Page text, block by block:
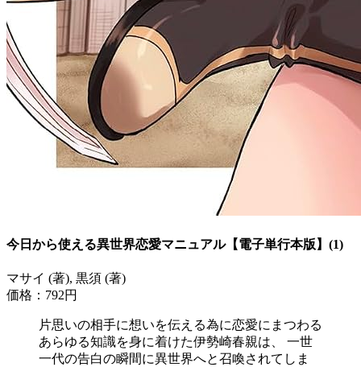
今日から使える異世界恋愛マニュアル【電子単行本版】(1)
マサイ (著), 黒須 (著)
価格：792円
片思いの相手に想いを伝える為に恋愛にまつわる
あらゆる知識を身に着けた伊勢崎春親は、 一世
一代の告白の瞬間に異世界へと召喚されてしま